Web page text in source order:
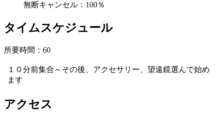
無断キャンセル：100％
タイムスケジュール
所要時間：60
１０分前集合～その後、アクセサリー、望遠鏡選んで始め
ます
アクセス